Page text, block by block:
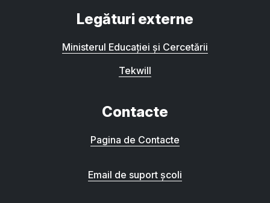
Legături externe
Ministerul Educației și Cercetării
Tekwill
Contacte
Pagina de Contacte
Email de suport școli